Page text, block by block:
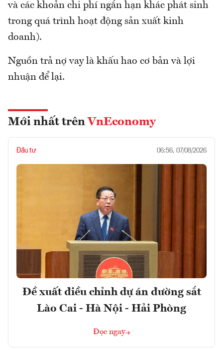
và các khoản chi phí ngắn hạn khác phát sinh
trong quá trình hoạt động sản xuất kinh
doanh).
Nguồn trả nợ vay là khấu hao cơ bản và lợi
nhuận để lại.
Mới nhất trên VnEconomy
Đầu tư 06:56, 07/08/2026
Đề xuất điều chỉnh dự án đường sắt
Lào Cai - Hà Nội - Hải Phòng
Đọc ngay